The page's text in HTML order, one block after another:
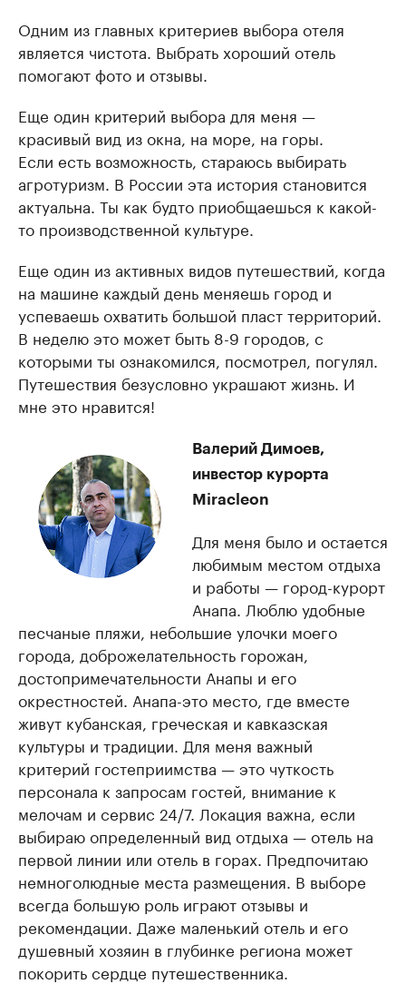
Одним из главных критериев выбора отеля
является чистота. Выбрать хороший отель
помогают фото и отзывы.
Еще один критерий выбора для меня —
красивый вид из окна, на море, на горы.
Если есть возможность, стараюсь выбирать
агротуризм. В России эта история становится
актуальна. Ты как будто приобщаешься к какой-
то производственной культуре.
Еще один из активных видов путешествий, когда
на машине каждый день меняешь город и
успеваешь охватить большой пласт территорий.
В неделю это может быть 8-9 городов, с
которыми ты ознакомился, посмотрел, погулял.
Путешествия безусловно украшают жизнь. И
мне это нравится!
Валерий Димоев,
инвестор курорта
Miracleon
Для меня было и остается
любимым местом отдыха
и работы — город-курорт
Анапа. Люблю удобные
песчаные пляжи, небольшие улочки моего
города, доброжелательность горожан,
достопримечательности Анапы и его
окрестностей. Анапа-это место, где вместе
живут кубанская, греческая и кавказская
культуры и традиции. Для меня важный
критерий гостеприимства — это чуткость
персонала к запросам гостей, внимание к
мелочам и сервис 24/7. Локация важна, если
выбираю определенный вид отдыха — отель на
первой линии или отель в горах. Предпочитаю
немноголюдные места размещения. В выборе
всегда большую роль играют отзывы и
рекомендации. Даже маленький отель и его
душевный хозяин в глубинке региона может
покорить сердце путешественника.